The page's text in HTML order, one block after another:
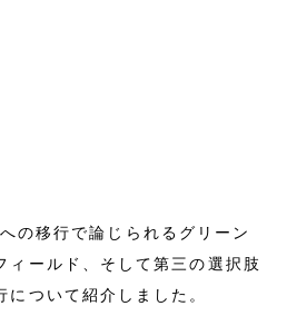
の移行で論じられるグリーン
ィールド、そして第三の選択肢
ついて紹介しました。